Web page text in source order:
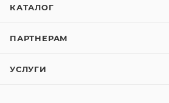
КАТАЛОГ
ПАРТНЕРАМ
УСЛУГИ